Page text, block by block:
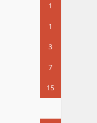
1
1
3
7
15